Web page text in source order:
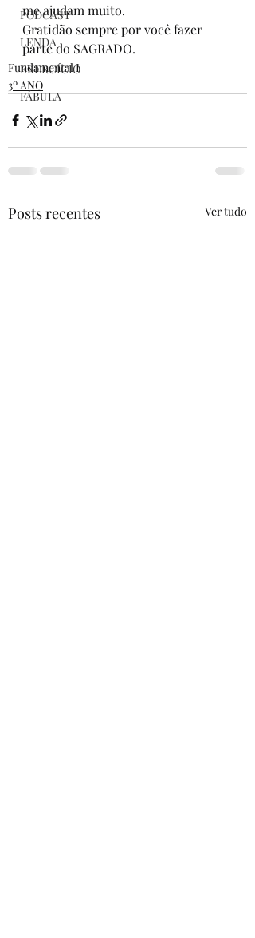
PODCAST
LENDA
EXERCÍCIO
FÁBULA
me ajudam muito.
Gratidão sempre por você fazer
parte do SAGRADO.
Fundamental I
3º ANO
Posts recentes Ver tudo